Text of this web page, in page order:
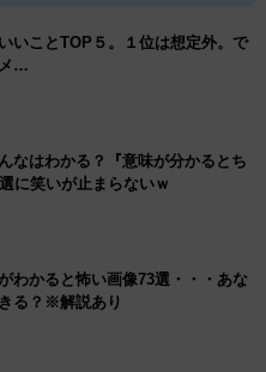
いことTOP５。１位は想定外。で
…
なはわかる？『意味が分かるとち
に笑いが止まらないｗ
わかると怖い画像73選・・・あな
る？※解説あり